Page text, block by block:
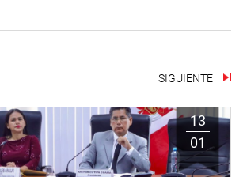
SIGUIENTE
13
01